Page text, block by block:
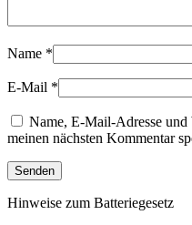
Name *
E-Mail *
Name, E-Mail-Adresse
meinen nächsten Kommentar
Hinweise zum Batteriegesetz